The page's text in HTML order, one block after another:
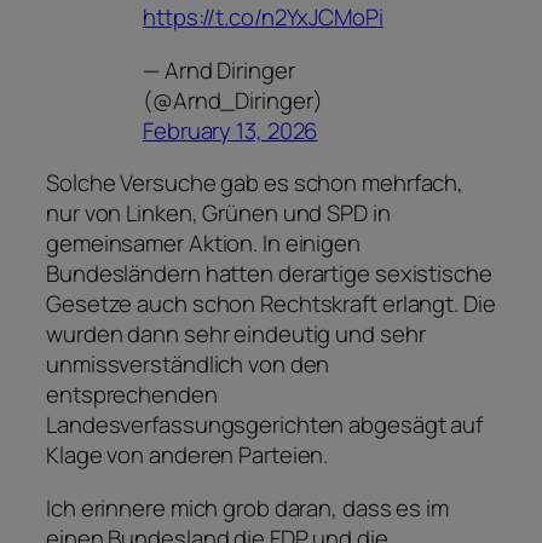
https://t.co/n2YxJCMoPi
— Arnd Diringer
(@Arnd_Diringer)
February 13, 2026
Solche Versuche gab es schon mehrfach,
nur von Linken, Grünen und SPD in
gemeinsamer Aktion. In einigen
Bundesländern hatten derartige sexistische
Gesetze auch schon Rechtskraft erlangt. Die
wurden dann sehr eindeutig und sehr
unmissverständlich von den
entsprechenden
Landesverfassungsgerichten abgesägt auf
Klage von anderen Parteien.
Ich erinnere mich grob daran, dass es im